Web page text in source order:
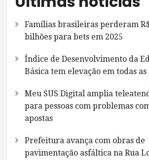
Famílias brasileiras perderam
bilhões para bets em 2025
Índice de Desenvolvimento da
Básica tem elevação em todas as
Meu SUS Digital amplia
para pessoas com problemas
apostas
Prefeitura avança com obras de
pavimentação asfáltica na Rua